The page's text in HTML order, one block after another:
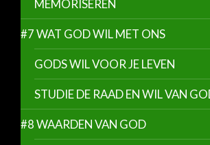
MEMORISEREN
#7 WAT GOD WIL MET ONS
GODS WIL VOOR JE LEVEN
STUDIE DE RAAD EN WIL VAN
#8 WAARDEN VAN GOD